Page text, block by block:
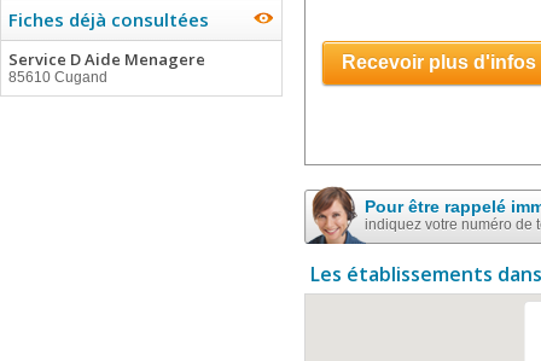
Fiches déjà consultées
Service D Aide Menagere
85610 Cugand
Recevoir plus d'infos
Pour être rappelé
indiquez votre numéro de
Les établissements